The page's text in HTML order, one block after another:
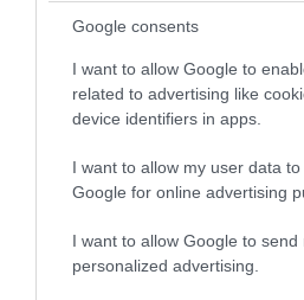
Google consents
I want to allow Google to
related to advertising like
device identifiers in apps.
I want to allow my user data
Google for online advertising
I want to allow Google to send
personalized advertising.
Αττικής (φωτο)